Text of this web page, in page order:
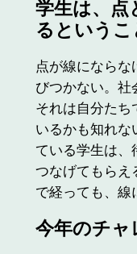
学生は、 点
る というこ
点が線になら
びつかない。社
それは自分たち
いるかも知れ
ている学生は、
つなげてもらえ
で経っても、線
今年のチャ